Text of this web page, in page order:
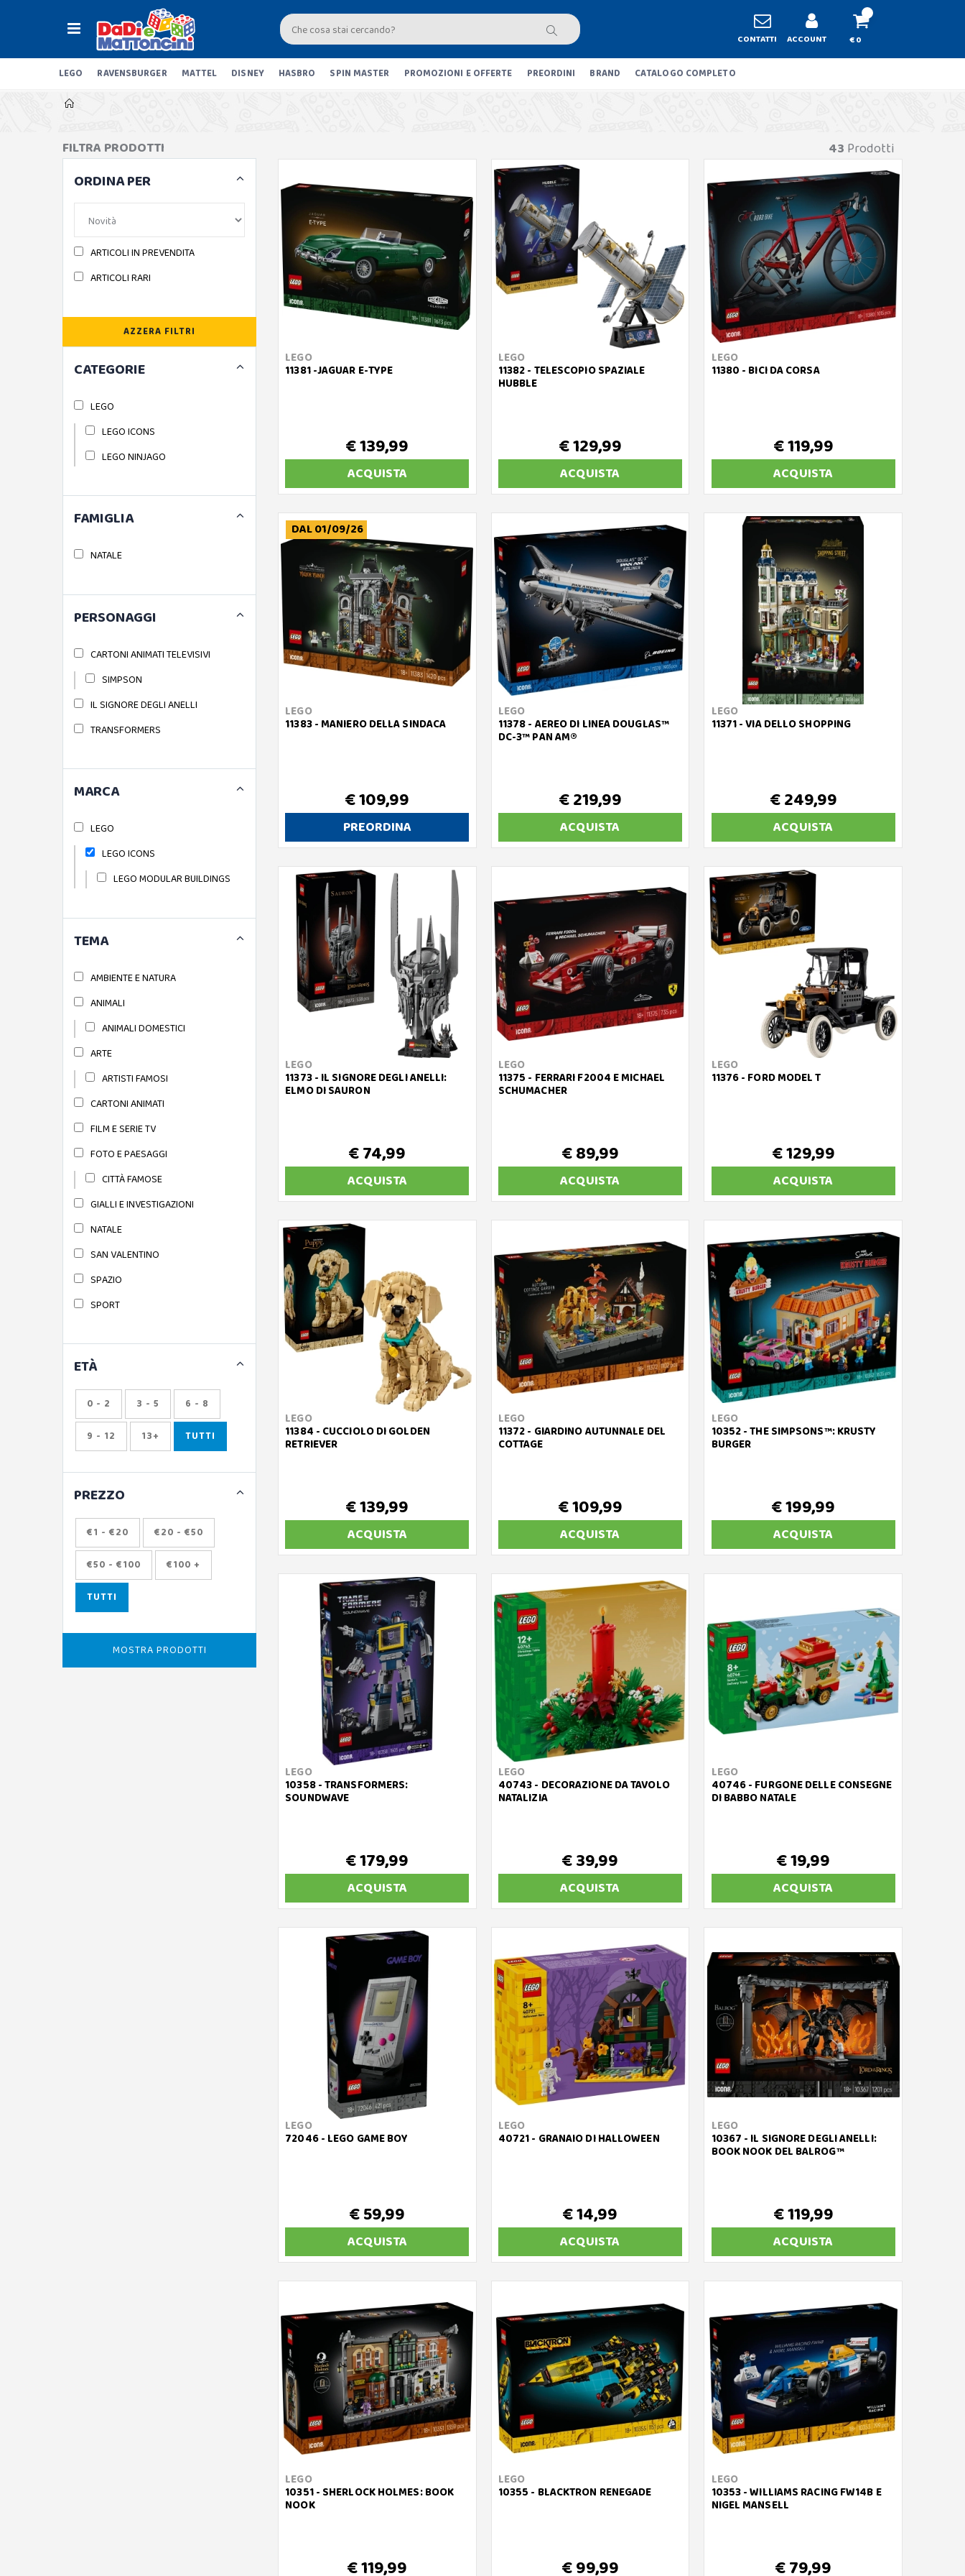
CONTATTI ACCOUNT € 0
LEGO RAVENSBURGER MATTEL DISNEY HASBRO SPIN MASTER PROMOZIONI E OFFERTE PREORDINI BRAND CATALOGO COMPLETO
43 Prodotti
LEGO
11381 -JAGUAR E-TYPE
€ 139,99
ACQUISTA
LEGO
11382 - TELESCOPIO SPAZIALE
HUBBLE
€ 129,99
ACQUISTA
LEGO
11380 - BICI DA CORSA
€ 119,99
ACQUISTA
DAL 01/09/26
LEGO
11383 - MANIERO DELLA SINDACA
€ 109,99
PREORDINA
LEGO
11378 - AEREO DI LINEA DOUGLAS™
DC-3™ PAN AM®
€ 219,99
ACQUISTA
LEGO
11371 - VIA DELLO SHOPPING
€ 249,99
ACQUISTA
LEGO
11373 - IL SIGNORE DEGLI ANELLI:
ELMO DI SAURON
€ 74,99
ACQUISTA
LEGO
11375 - FERRARI F2004 E MICHAEL
SCHUMACHER
€ 89,99
ACQUISTA
LEGO
11376 - FORD MODEL T
€ 129,99
ACQUISTA
LEGO
11384 - CUCCIOLO DI GOLDEN
RETRIEVER
€ 139,99
ACQUISTA
LEGO
11372 - GIARDINO AUTUNNALE DEL
COTTAGE
€ 109,99
ACQUISTA
LEGO
10352 - THE SIMPSONS™: KRUSTY
BURGER
€ 199,99
ACQUISTA
LEGO
10358 - TRANSFORMERS:
SOUNDWAVE
€ 179,99
ACQUISTA
LEGO
40743 - DECORAZIONE DA TAVOLO
NATALIZIA
€ 39,99
ACQUISTA
LEGO
40746 - FURGONE DELLE CONSEGNE
DI BABBO NATALE
€ 19,99
ACQUISTA
LEGO
72046 - LEGO GAME BOY
€ 59,99
ACQUISTA
LEGO
40721 - GRANAIO DI HALLOWEEN
€ 14,99
ACQUISTA
LEGO
10367 - IL SIGNORE DEGLI ANELLI:
BOOK NOOK DEL BALROG™
€ 119,99
ACQUISTA
LEGO
10351 - SHERLOCK HOLMES: BOOK
NOOK
€ 119,99
LEGO
10355 - BLACKTRON RENEGADE
€ 99,99
LEGO
10353 - WILLIAMS RACING FW14B E
NIGEL MANSELL
€ 79,99
FILTRA PRODOTTI
ORDINA PER
ARTICOLI IN PREVENDITA
ARTICOLI RARI
AZZERA FILTRI
CATEGORIE
LEGO
LEGO ICONS
LEGO NINJAGO
FAMIGLIA
NATALE
PERSONAGGI
CARTONI ANIMATI TELEVISIVI
SIMPSON
IL SIGNORE DEGLI ANELLI
TRANSFORMERS
MARCA
LEGO
LEGO ICONS
LEGO MODULAR BUILDINGS
TEMA
AMBIENTE E NATURA
ANIMALI
ANIMALI DOMESTICI
ARTE
ARTISTI FAMOSI
CARTONI ANIMATI
FILM E SERIE TV
FOTO E PAESAGGI
CITTÀ FAMOSE
GIALLI E INVESTIGAZIONI
NATALE
SAN VALENTINO
SPAZIO
SPORT
ETÀ
0 - 2 3 - 5 6 - 8
9 - 12 13+ TUTTI
PREZZO
€1 - €20 €20 - €50
€50 - €100 €100 +
TUTTI
MOSTRA PRODOTTI